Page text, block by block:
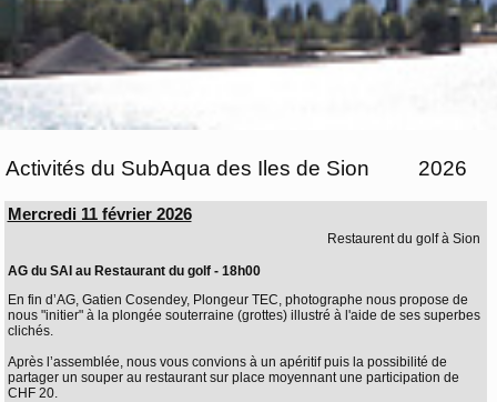
Activités du SubAqua des Iles de Sion 2026
Mercredi 11 février 2026
Restaurent du golf à Sion
AG du SAI au Restaurant du golf - 18h00
En fin d’AG, Gatien Cosendey, Plongeur TEC, photographe nous propose de
nous "initier" à la plongée souterraine (grottes) illustré à l'aide de ses superbes
clichés.
Après l’assemblée, nous vous convions à un apéritif puis la possibilité de
partager un souper au restaurant sur place moyennant une participation de
CHF 20.